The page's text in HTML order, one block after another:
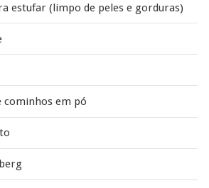
estufar (limpo de peles e gorduras)
cominhos em pó